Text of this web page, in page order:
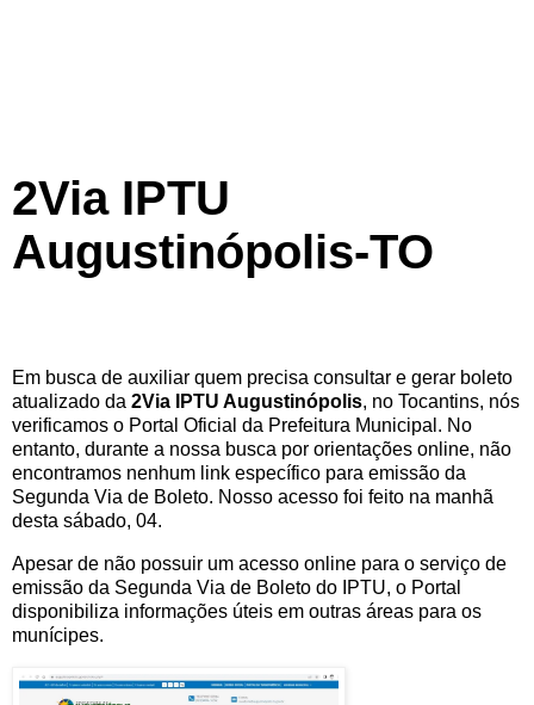
2Via IPTU
Augustinópolis-TO
Em busca de auxiliar quem precisa consultar e gerar boleto
atualizado da 2Via IPTU Augustinópolis, no Tocantins, nós
verificamos o Portal Oficial da Prefeitura Municipal. No
entanto, durante a nossa busca por orientações online, não
encontramos nenhum link específico para emissão da
Segunda Via de Boleto. Nosso acesso foi feito na manhã
desta sábado, 04.
Apesar de não possuir um acesso online para o serviço de
emissão da Segunda Via de Boleto do IPTU, o Portal
disponibiliza informações úteis em outras áreas para os
munícipes.